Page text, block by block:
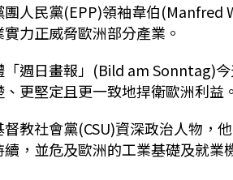
人民黨(EPP)領袖韋伯
力正威脅歐洲部分產業。
「週日畫報」(Bild am Sonntag)
更堅定且更一致地捍衛歐洲利益
教社會黨(CSU)資深政治人物，
，並危及歐洲的工業基礎及就業